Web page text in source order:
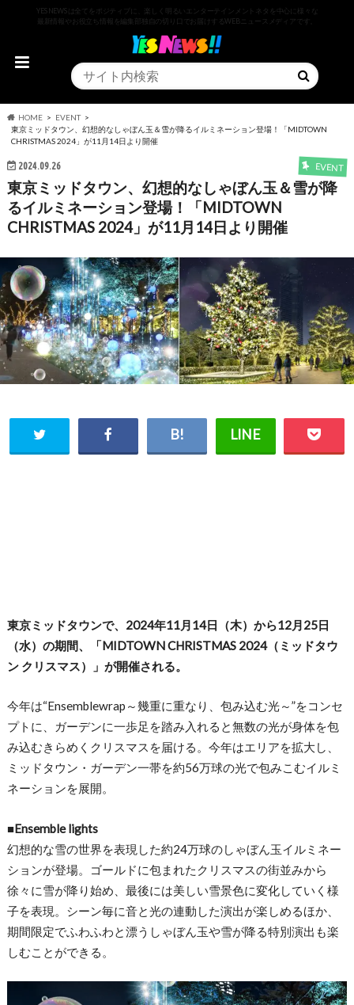
YESNEWSは全てをポジティブに、楽しく明るいエンターテインメントネタを中心に様々な
最新情報やお役立ち情報を編集部独自の切り口でお届けするWEBニュースメディアです。
HOME
EVENT
東京ミッドタウン、幻想的なしゃぼん玉＆雪が降るイルミネーション登場！「MIDTOWN
CHRISTMAS 2024」が11月14日より開催
2024.09.26 EVENT
東京ミッドタウン、幻想的なしゃぼん玉＆雪が降
るイルミネーション登場！「MIDTOWN
CHRISTMAS 2024」が11月14日より開催
東京ミッドタウンで、2024年11月14日（木） から12月25日
（水）の期間、「MIDTOWN CHRISTMAS 2024（ミッドタウ
ン クリスマス）」が開催される。
今年は“Ensemblewrap～幾重に重なり、包み込む光～”をコンセ
プトに、
ガーデンに一歩足を踏み入れると無数の光が身体を包
み込むきらめ くクリスマスを届ける。今年はエリアを拡大し、
ミッドタウン・ ガーデン一帯を約56万球の光で包みこむイルミ
ネーションを展開。
■Ensemble lights
幻想的な雪の世界を表現した約24万球のしゃぼん玉イルミネー
シ ョンが登場。
ゴールドに包まれたクリスマスの街並みから
徐々に雪が降り始め、 最後には美しい雪景色に変化していく様
子を表現。 シーン毎に音と光の連動した演出が楽しめるほか、
期間限定でふわふわと漂うしゃぼん玉や雪が降る特別演出も楽
しむことができる。